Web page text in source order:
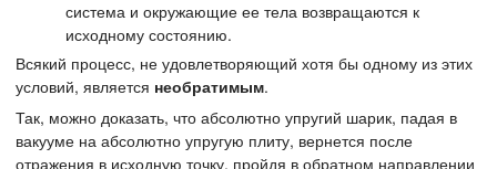
система и окружающие ее тела возвращаются к
исходному состоянию.
Всякий процесс, не удовлетворяющий хотя бы одному из этих
условий, является необратимым.
Так, можно доказать, что абсолютно упругий шарик, падая в
вакууме на абсолютно упругую плиту, вернется после
отражения в исходную точку, пройдя в обратном направлении